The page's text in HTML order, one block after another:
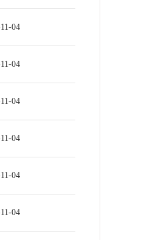
04
04
04
04
04
04